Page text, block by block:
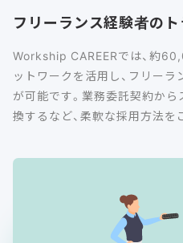
フリーランス経験者の
Workship CAREERでは、約
ットワークを活用し、フリー
が可能です。業務委託契約から
換するなど、柔軟な採用方法を